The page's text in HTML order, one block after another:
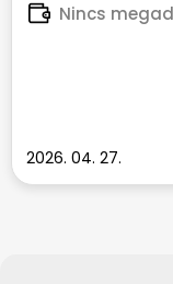
Nincs
2026. 04. 27.